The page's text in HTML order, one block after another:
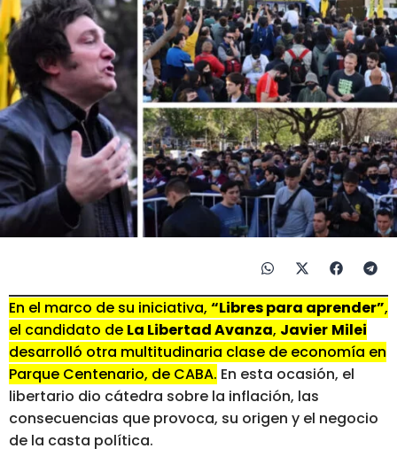
En el marco de su iniciativa, “Libres para aprender”,
el candidato de La Libertad Avanza, Javier Milei
desarrolló otra multitudinaria clase de economía en
Parque Centenario, de CABA. En esta ocasión, el
libertario dio cátedra sobre la inflación, las
consecuencias que provoca, su origen y el negocio
de la casta política.